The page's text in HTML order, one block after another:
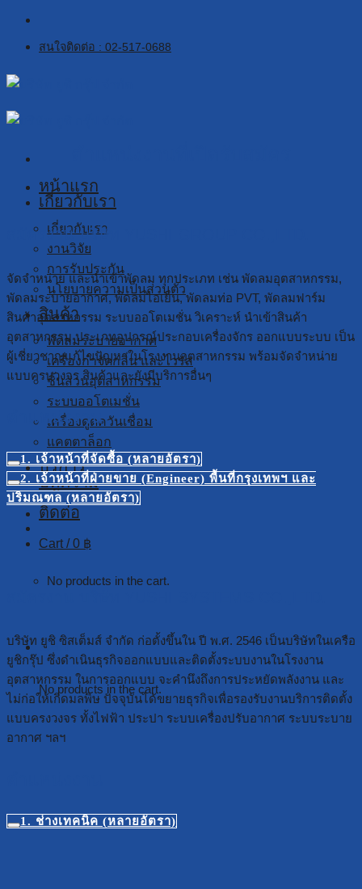
Skip
contentสนใจติดต่อ : 02-517-0688
หน้าแรก
เกี่ยวกับเรา
เกี่ยวกับเรา
งานวิจัย
การรับประกัน
นโยบายความเป็นส่วนตัว
สินค้า
พัดลมระบายอากาศ
เครื่องกำจัดกลิ่น และไวรัส
ชิ้นส่วนอุตสาหกรรม
ระบบออโตเมชั่น
เครื่องดูดควันเชื่อม
แคตตาล็อก
บริการ
บทความ
สมัครงาน
ติดต่อ
Cart /0 ฿
No products in the cart.
Cart
No products in the cart.
สมัครงาน บริษัท YUSHI GROUP CO.,LTD.
จัดจำหน่าย และนำเข้าพัดลม ทุกประเภท เช่น พัดลมอุตสาหกรรม,
พัดลมระบายอากาศ, พัดลมไอเย็น, พัดลมท่อ PVT, พัดลมฟาร์ม
สินค้าอุตสาหกรรม ระบบออโตเมชั่น วิเคราะห์ นำเข้าสินค้า
อุตสาหกรรม ประเภทอุปกรณ์ประกอบเครื่องจักร ออกแบบระบบ เป็น
ผู้เชี่ยวชาญแก้ไขปัญหาในโรงงานอุตสาหกรรม พร้อมจัดจำหน่าย
แบบครบวงจร สินค้าและยังมีบริการอื่นๆ
ตำแหน่งงาน
1. เจ้าหน้าที่จัดซื้อ (หลายอัตรา)
2. เจ้าหน้าที่ฝ่ายขาย (Engineer) พื้นที่กรุงเทพฯ และ
ปริมณฑล (หลายอัตรา)
บริษัท ยูชิ ซิสเต็มส์ จำกัด ก่อตั้งขึ้นใน ปี พ.ศ. 2546 เป็นบริษัทในเครือ
ยูชิกรุ๊ป ซึ่งดำเนินธุรกิจออกแบบและติดตั้งระบบงานในโรงงาน
อุตสาหกรรม ในการออกแบบ จะคำนึงถึงการประหยัดพลังงาน และ
ไม่ก่อให้เกิดมลพิษ ปัจจุบันได้ขยายธุรกิจเพื่อรองรับงานบริการติดตั้ง
แบบครงวงจร ทั้งไฟฟ้า ประปา ระบบเครื่องปรับอากาศ ระบบระบาย
อากาศ ฯลฯ
1. ช่างเทคนิค (หลายอัตรา)